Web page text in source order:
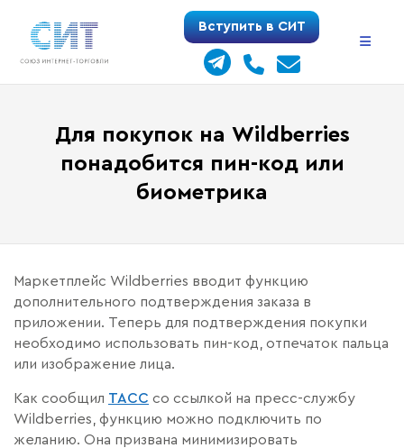
содержимому
Вступить в СИТ
Для покупок на Wildberries
понадобится пин-код или
биометрика
Маркетплейс Wildberries вводит функцию
дополнительного подтверждения заказа в
приложении. Теперь для подтверждения покупки
необходимо использовать пин-код, отпечаток пальца
или изображение лица.
Как сообщил ТАСС со ссылкой на пресс-службу
Wildberries, функцию можно подключить по
желанию. Она призвана минимизировать